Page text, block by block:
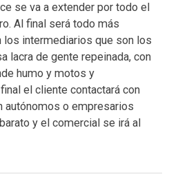
se va a extender por todo el
Al final será todo más
los intermediarios que son los
lacra de gente repeinada, con
humo y motos y
el cliente contactará con
autónomos o empresarios
y el comercial se irá al